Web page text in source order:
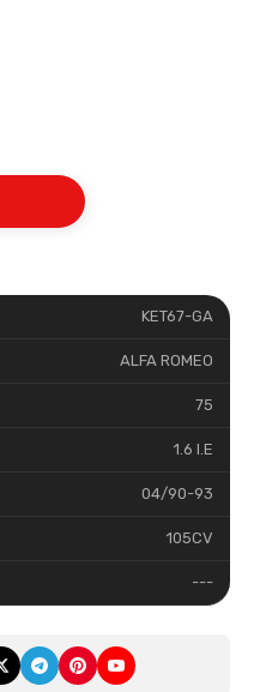
KET67-GA
ALFA ROMEO
75
1.6 I.E
04/90-93
105CV
---